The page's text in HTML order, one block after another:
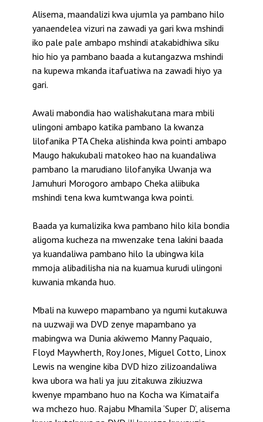
Alisema, maandalizi kwa ujumla ya pambano hilo
yanaendelea vizuri na zawadi ya gari kwa mshindi
iko pale pale ambapo mshindi atakabidhiwa siku
hio hio ya pambano baada a kutangazwa mshindi
na kupewa mkanda itafuatiwa na zawadi hiyo ya
gari.
Awali mabondia hao walishakutana mara mbili
ulingoni ambapo katika pambano la kwanza
lilofanika PTA Cheka alishinda kwa pointi ambapo
Maugo hakukubali matokeo hao na kuandaliwa
pambano la marudiano lilofanyika Uwanja wa
Jamuhuri Morogoro ambapo Cheka aliibuka
mshindi tena kwa kumtwanga kwa pointi.
Baada ya kumalizika kwa pambano hilo kila bondia
aligoma kucheza na mwenzake tena lakini baada
ya kuandaliwa pambano hilo la ubingwa kila
mmoja alibadilisha nia na kuamua kurudi ulingoni
kuwania mkanda huo.
Mbali na kuwepo mapambano ya ngumi kutakuwa
na uuzwaji wa DVD zenye mapambano ya
mabingwa wa Dunia akiwemo Manny Paquaio,
Floyd Maywherth, Roy Jones, Miguel Cotto, Linox
Lewis na wengine kiba DVD hizo zilizoandaliwa
kwa ubora wa hali ya juu zitakuwa zikiuzwa
kwenye mpambano huo na Kocha wa Kimataifa
wa mchezo huo. Rajabu Mhamila ‘Super D’, alisema